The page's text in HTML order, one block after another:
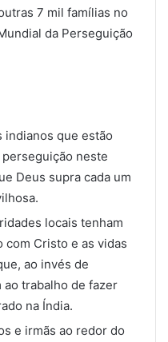
7 mil famílias no
da Perseguição
indianos que estão
neste
Deus supra cada um
locais tenham
Cristo e as vidas
ao invés de
trabalho de fazer
na Índia.
e irmãs ao redor do